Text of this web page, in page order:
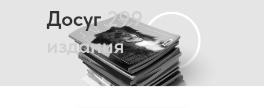
Досуг299
издания